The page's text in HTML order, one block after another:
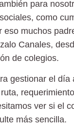
para
como
muchos
Canales,
de colegios.
gestionar el día
ver si el
más sencilla.